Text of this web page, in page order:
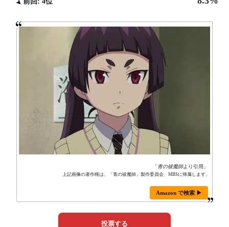
「青の祓魔師より引用」
上記画像の著作権は、「青の祓魔師」製作委員会、MBSに帰属します。
Amazon で検索 ▶